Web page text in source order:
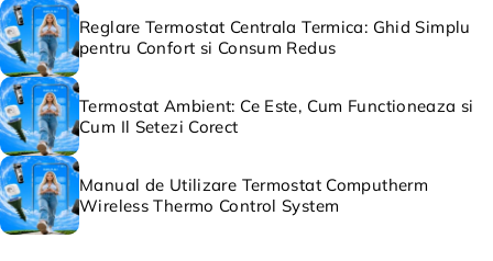
Reglare Termostat Centrala Termica: Ghid Simplu
pentru Confort si Consum Redus
Termostat Ambient: Ce Este, Cum Functioneaza si
Cum Il Setezi Corect
Manual de Utilizare Termostat Computherm
Wireless Thermo Control System